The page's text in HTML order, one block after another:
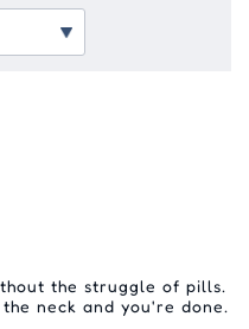
the struggle of pills.
neck and you're done.